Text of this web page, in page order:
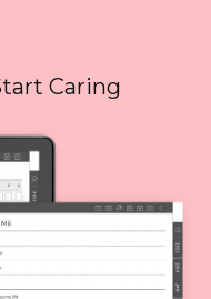
Caring